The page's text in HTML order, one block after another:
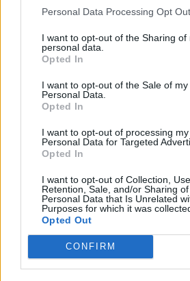
Personal Data Processing Opt
I want to opt-out of the Sharing of
personal data.
Opted In
I want to opt-out of the Sale of my
Personal Data.
Opted In
I want to opt-out of processing my
Personal Data for Targeted
Opted In
I want to opt-out of Collection, Use,
Retention, Sale, and/or Sharing
Personal Data that Is Unrelated
Purposes for which it was
Opted Out
CONFIRM
A legidegesítőbb
gyűjteménye
Elyna Robbs: Adéle
A világ legismertebb